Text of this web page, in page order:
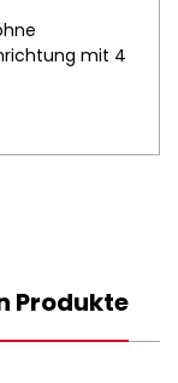
mit 4
Produkte